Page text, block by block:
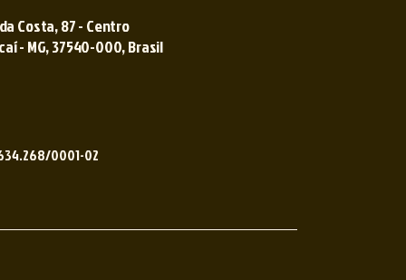
Costa, 87 - Centro
- MG, 37540-000, Brasil
0001-02